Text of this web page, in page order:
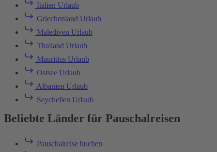
Italien Urlaub
Griechenland Urlaub
Malediven Urlaub
Thailand Urlaub
Mauritius Urlaub
Ostsee Urlaub
Albanien Urlaub
Seychellen Urlaub
Beliebte Länder für Pauschalreisen
Pauschalreise buchen